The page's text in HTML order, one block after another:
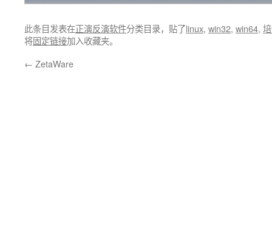
此条目发表在正演反演软件分类目录，贴了linux, win32, win64,
将固定链接加入收藏夹。
← ZetaWare